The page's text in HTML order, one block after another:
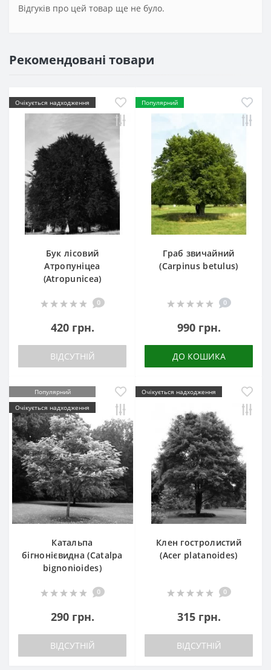
Відгуків про цей товар ще не було.
Рекомендовані товари
Очікується надходження
Бук лісовий
Атропуніцеа
(Atropunicea)
0
420 грн.
ВІДСУТНІЙ
Популярний
Граб звичайний
(Carpinus betulus)
0
990 грн.
ДО КОШИКА
Популярний
Очікується надходження
Катальпа
бігнонієвидна (Catalpa
bignonioides)
0
290 грн.
ВІДСУТНІЙ
Очікується надходження
Клен гостролистий
(Acer platanoides)
0
315 грн.
ВІДСУТНІЙ